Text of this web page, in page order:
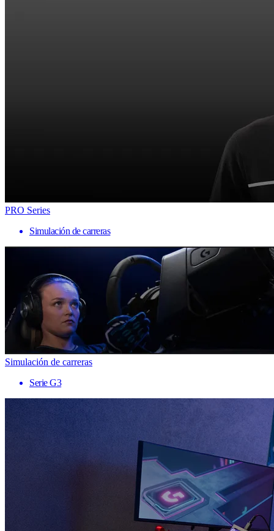
PRO Series
Simulación de carreras
Simulación de carreras
Serie G3